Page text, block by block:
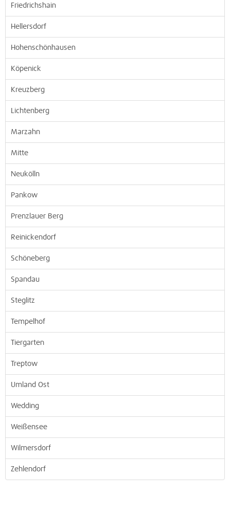
Friedrichshain
Hellersdorf
Hohenschönhausen
Köpenick
Kreuzberg
Lichtenberg
Marzahn
Mitte
Neukölln
Pankow
Prenzlauer Berg
Reinickendorf
Schöneberg
Spandau
Steglitz
Tempelhof
Tiergarten
Treptow
Umland Ost
Wedding
Weißensee
Wilmersdorf
Zehlendorf